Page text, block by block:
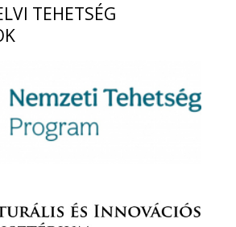
TEHETSÉG